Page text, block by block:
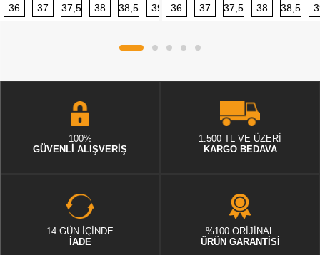
36 37 37,5 38 38,5 39 40 40,5 41 42 42,5
36 37 37,5 38 38,5
100%
GÜVENLİ ALIŞVERİŞ
1.500 TL VE ÜZERİ
KARGO BEDAVA
14 GÜN İÇİNDE
İADE
%100 ORİJİNAL
ÜRÜN GARANTİSİ